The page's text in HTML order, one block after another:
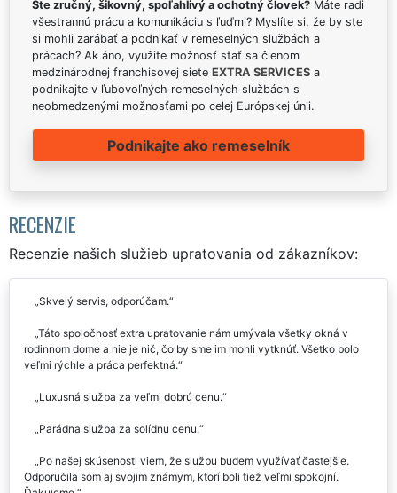
Ste zručný, šikovný, spoľahlivý a ochotný človek? Máte radi
všestrannú prácu a komunikáciu s ľuďmi? Myslíte si, že by ste
si mohli zarábať a podnikať v remeselných službách a
prácach? Ak áno, využite možnosť stať sa členom
medzinárodnej franchisovej siete EXTRA SERVICES a
podnikajte v ľubovoľných remeselných službách s
neobmedzenými možnosťami po celej Európskej únii.
Podnikajte ako remeselník
RECENZIE
Recenzie našich služieb upratovania od zákazníkov:
Skvelý servis, odporúčam.
Táto spoločnosť extra upratovanie nám umývala všetky okná v
rodinnom dome a nie je nič, čo by sme im mohli vytknúť. Všetko bolo
veľmi rýchle a práca perfektná.
Luxusná služba za veľmi dobrú cenu.
Parádna služba za solídnu cenu.
Po našej skúsenosti viem, že službu budem využívať častejšie.
Odporučila som aj svojim známym, ktorí boli tiež veľmi spokojní.